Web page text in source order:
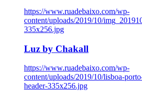
https://www.ruadebaixo.com/wp-
content/uploads/2019/10/
335x256.jpg
Luz by Chakall
https://www.ruadebaixo.com/wp-
content/uploads/2019/10/lisboa-
header-335x256.jpg